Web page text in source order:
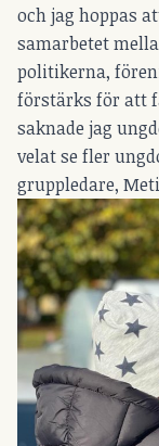
och jag hoppas
samarbetet
politikerna,
förstärks för att
saknade jag
velat se fler
gruppledare,